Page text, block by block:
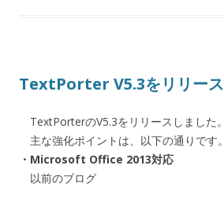
TextPorter V5.3をリリース
TextPorterのV5.3をリリースしました。
主な強化ポイントは、以下の通りです。
・Microsoft Office 2013対応
以前のブログ